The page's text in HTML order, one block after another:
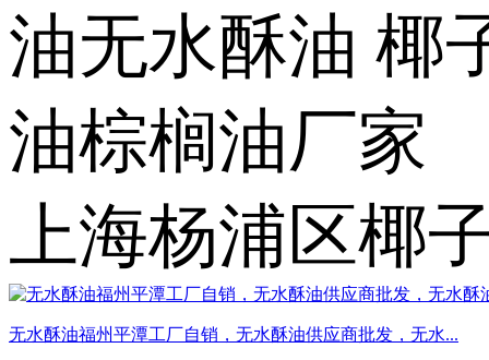
油无水酥油 椰
油棕榈油厂家
上海杨浦区椰
无水酥油福州平潭工厂自销，无水酥油供应商批发，无水...